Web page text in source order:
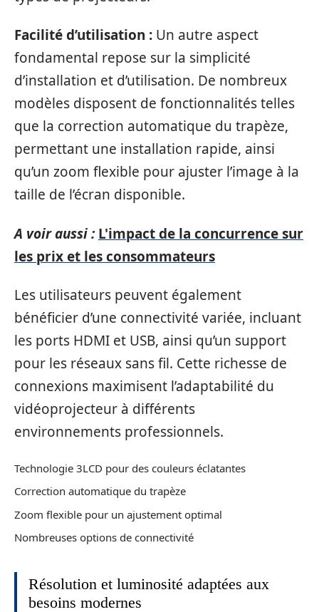
Facilité d’utilisation : Un autre aspect
fondamental repose sur la simplicité
d’installation et d’utilisation. De nombreux
modèles disposent de fonctionnalités telles
que la correction automatique du trapèze,
permettant une installation rapide, ainsi
qu’un zoom flexible pour ajuster l’image à la
taille de l’écran disponible.
A voir aussi : L'impact de la concurrence sur
les prix et les consommateurs
Les utilisateurs peuvent également
bénéficier d’une connectivité variée, incluant
les ports HDMI et USB, ainsi qu’un support
pour les réseaux sans fil. Cette richesse de
connexions maximisent l’adaptabilité du
vidéoprojecteur à différents
environnements professionnels.
Technologie 3LCD pour des couleurs éclatantes
Correction automatique du trapèze
Zoom flexible pour un ajustement optimal
Nombreuses options de connectivité
Résolution et luminosité adaptées aux
besoins modernes